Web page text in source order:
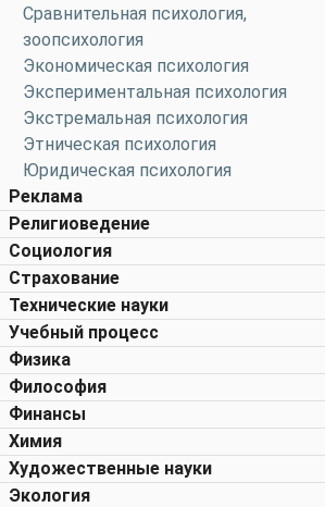
Сравнительная психология,
зоопсихология
Экономическая психология
Экспериментальная психология
Экстремальная психология
Этническая психология
Юридическая психология
Реклама
Религиоведение
Социология
Страхование
Технические науки
Учебный процесс
Физика
Философия
Финансы
Химия
Художественные науки
Экология